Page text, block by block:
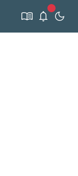
新通知